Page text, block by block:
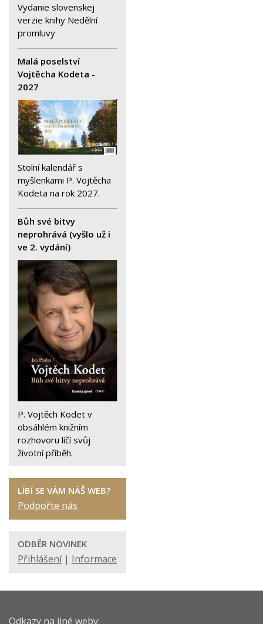
Vydanie slovenskej
verzie knihy Nedělní
promluvy
Malá poselství
Vojtěcha Kodeta -
2027
Stolní kalendář s
myšlenkami P. Vojtěcha
Kodeta na rok 2027.
Bůh své bitvy
neprohrává (vyšlo už i
ve 2. vydání)
P. Vojtěch Kodet v
obsáhlém knižním
rozhovoru líčí svůj
životní příběh.
LÍBÍ SE VÁM NÁŠ WEB?
Podpořte nás
ODBĚR NOVINEK
Přihlášení| Informace
Odkazy na jiné weby: